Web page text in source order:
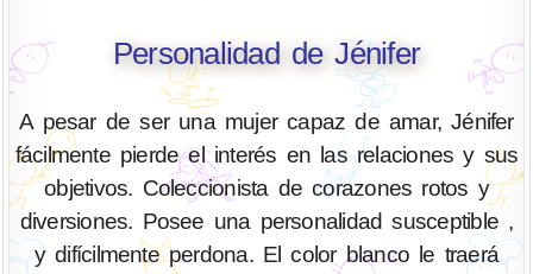
Personalidad de Jénifer
A pesar de ser una mujer capaz de amar, Jénifer
fácilmente pierde el interés en las relaciones y sus
objetivos. Coleccionista de corazones rotos y
diversiones. Posee una personalidad susceptible ,
y difícilmente perdona. El color blanco le traerá